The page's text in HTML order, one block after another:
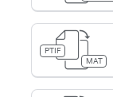
PTIF
MAT